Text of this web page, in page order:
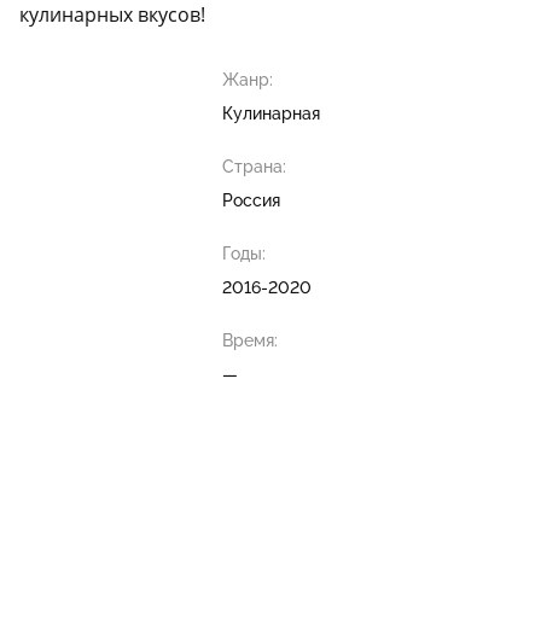
кулинарных вкусов!
Жанр:
Кулинарная
Страна:
Россия
Годы:
2016-2020
Время:
—